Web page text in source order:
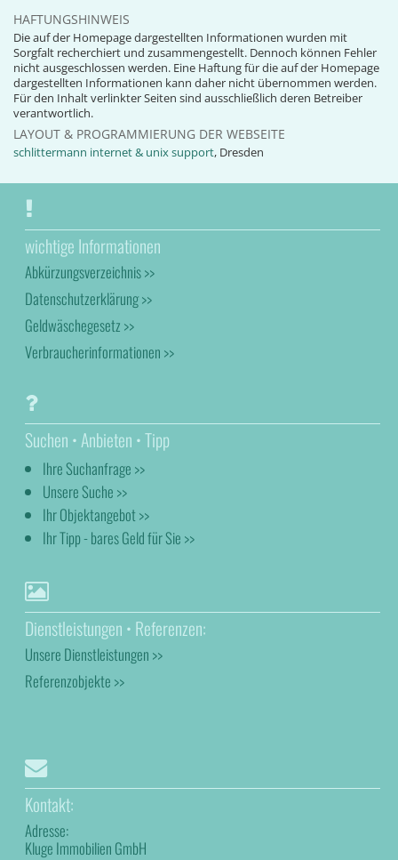
HAFTUNGSHINWEIS
Die auf der Homepage dargestellten Informationen wurden mit
Sorgfalt recherchiert und zusammengestellt. Dennoch können Fehler
nicht ausgeschlossen werden. Eine Haftung für die auf der Homepage
dargestellten Informationen kann daher nicht übernommen werden.
Für den Inhalt verlinkter Seiten sind ausschließlich deren Betreiber
verantwortlich.
LAYOUT & PROGRAMMIERUNG DER WEBSEITE
schlittermann internet & unix support, Dresden
wichtige Informationen
Abkürzungsverzeichnis >>
Datenschutzerklärung >>
Geldwäschegesetz >>
Verbraucherinformationen >>
Suchen • Anbieten • Tipp
Ihre Suchanfrage >>
Unsere Suche >>
Ihr Objektangebot >>
Ihr Tipp - bares Geld für Sie >>
Dienstleistungen • Referenzen:
Unsere Dienstleistungen >>
Referenzobjekte >>
Kontakt:
Adresse:
Kluge Immobilien GmbH